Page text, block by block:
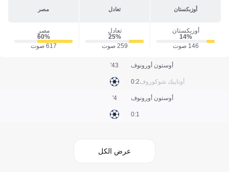
أوزبكستان تعادل مصر
أوزبكستان
14‎%‎
146 صوت
تعادل
25‎%‎
259 صوت
مصر
60‎%‎
617 صوت
أوستون أورونوف
أوتابيك شوكوروف2:0
43'
أوستون أورونوف
1:0
4'
عرض الكل